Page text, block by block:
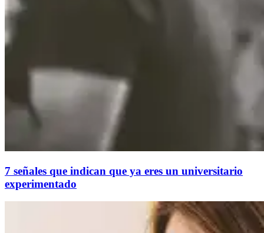
7 señales que indican que ya eres un universitario
experimentado